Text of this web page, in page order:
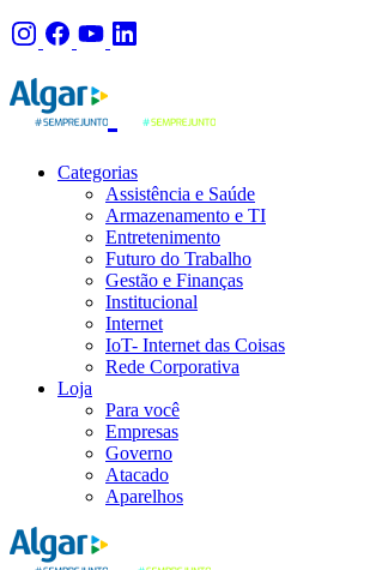
Categorias
Assistência e Saúde
Armazenamento e TI
Entretenimento
Futuro do Trabalho
Gestão e Finanças
Institucional
Internet
IoT- Internet das Coisas
Rede Corporativa
Loja
Para você
Empresas
Governo
Atacado
Aparelhos